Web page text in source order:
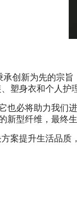
创新为先的宗
塑身衣和个人护
必将助力我
型纤维，最终
案提升生活品质